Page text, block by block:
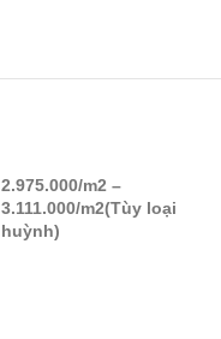
2.975.000/m2 –
3.111.000/m2(Tùy loại
huỳnh)